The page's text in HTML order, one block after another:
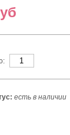
есть в наличии